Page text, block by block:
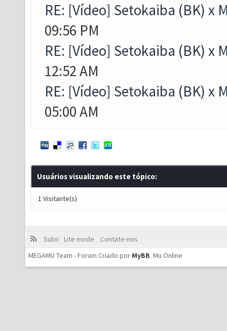
RE: [Vídeo] Setokaiba (BK) x
09:56 PM
RE: [Vídeo] Setokaiba (BK) x
12:52 AM
RE: [Vídeo] Setokaiba (BK) x
05:00 AM
Usuários visualizando este tópico:
1 Visitante(s)
Subir Lite mode
Contate-nos
MEGAMU Team - Forum Criado por MyBB. Mu Online